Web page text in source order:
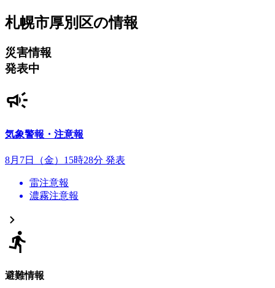
札幌市厚別区の情報
災害情報
発表中
気象警報・注意報
8月7日（金）15時28分 発表
雷注意報
濃霧注意報
避難情報